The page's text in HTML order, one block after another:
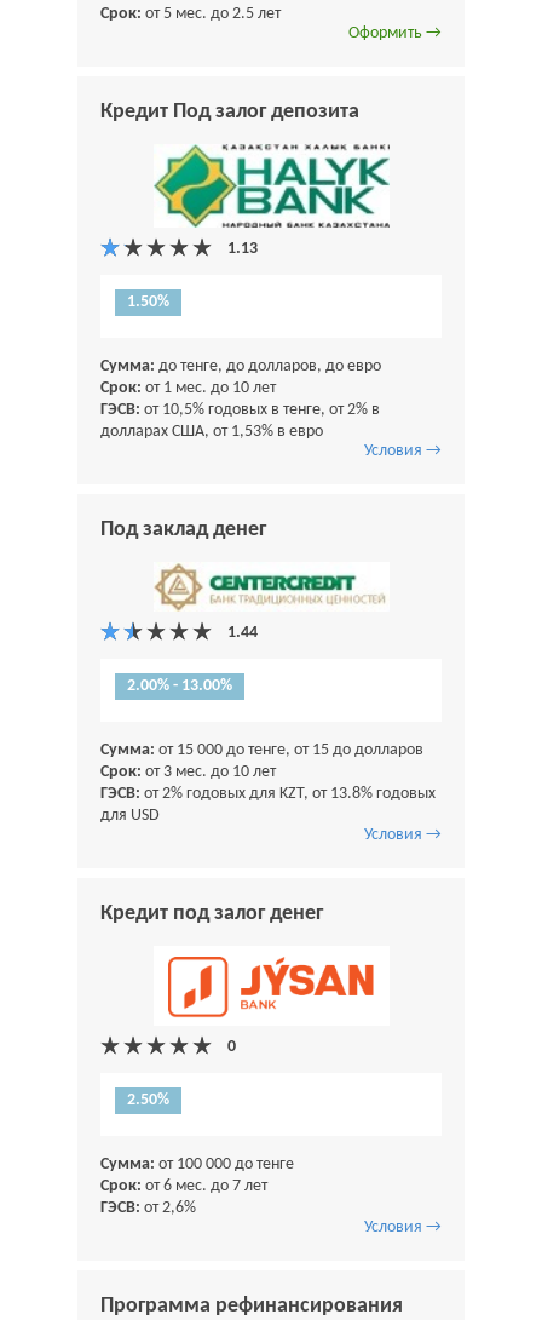
Срок: от 5 мес. до 2.5 лет
Оформить →
Кредит Под залог депозита
1.50%
Сумма: до тенге, до долларов, до евро
Срок: от 1 мес. до 10 лет
ГЭСВ: от 10,5% годовых в тенге, от 2% в
долларах США, от 1,53% в евро
Условия →
Под заклад денег
2.00% - 13.00%
Сумма: от 15 000 до тенге, от 15 до долларов
Срок: от 3 мес. до 10 лет
ГЭСВ: от 2% годовых для KZT, от 13.8% годовых
для USD
Условия →
Кредит под залог денег
2.50%
Сумма: от 100 000 до тенге
Срок: от 6 мес. до 7 лет
ГЭСВ: от 2,6%
Условия →
Программа рефинансирования